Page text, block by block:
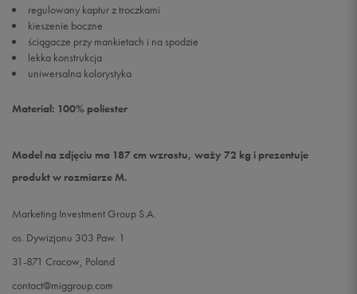
regulowany kaptur z troczkami
kieszenie boczne
ściągacze przy mankietach i na spodzie
lekka konstrukcja
uniwersalna kolorystyka
Materiał: 100% poliester
Model na zdjęciu ma 187 cm wzrostu, waży 72 kg i prezentuje
produkt w rozmiarze M.
Marketing Investment Group S.A.
os. Dywizjonu 303 Paw. 1
31-871 Cracow, Poland
contact@miggroup.com